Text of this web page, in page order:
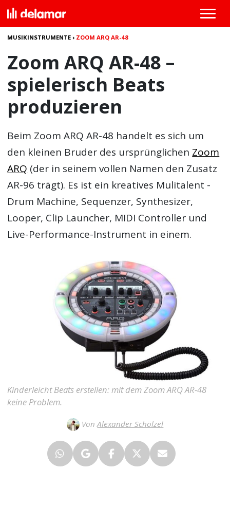
MUSIKINSTRUMENTE › ZOOM ARQ AR-48
Zoom ARQ AR-48 –
spielerisch Beats
produzieren
Beim Zoom ARQ AR-48 handelt es sich um
den kleinen Bruder des ursprünglichen Zoom
ARQ (der in seinem vollen Namen den Zusatz
AR-96 trägt). Es ist ein kreatives Mulitalent -
Drum Machine, Sequenzer, Synthesizer,
Looper, Clip Launcher, MIDI Controller und
Live-Performance-Instrument in einem.
Kinderleicht Beats erstellen: mit dem Zoom ARQ AR-48
keine Problem.
VonAlexander Schölzel